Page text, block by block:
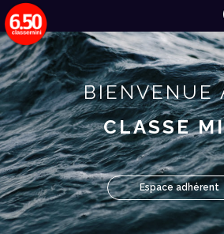
BIENVENUE
CLASSE
Espace adhérent